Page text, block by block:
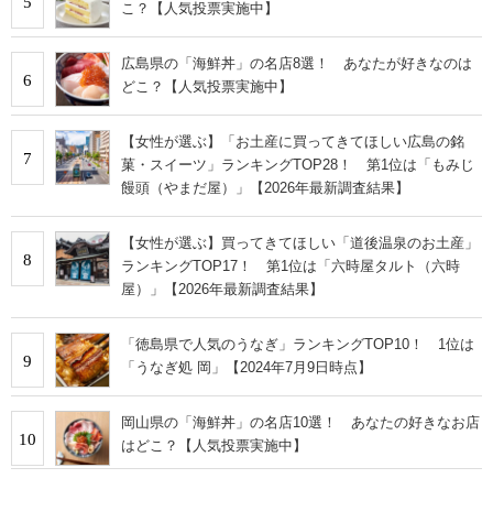
こ？【人気投票実施中】
6
広島県の「海鮮丼」の名店8選！ あなたが好きなのは
どこ？【人気投票実施中】
7
【女性が選ぶ】「お土産に買ってきてほしい広島の銘
菓・スイーツ」ランキングTOP28！ 第1位は「もみじ
饅頭（やまだ屋）」【2026年最新調査結果】
8
【女性が選ぶ】買ってきてほしい「道後温泉のお土産」
ランキングTOP17！ 第1位は「六時屋タルト（六時
屋）」【2026年最新調査結果】
9
「徳島県で人気のうなぎ」ランキングTOP10！ 1位は
「うなぎ処 岡」【2024年7月9日時点】
10
岡山県の「海鮮丼」の名店10選！ あなたの好きなお店
はどこ？【人気投票実施中】